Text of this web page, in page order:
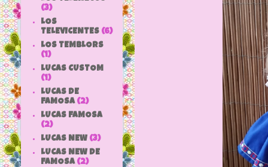
(3)
LOS
TELEVICENTES (6)
LOS TEMBLORS
(1)
LUCAS CUSTOM
(1)
LUCAS DE
FAMOSA (2)
LUCAS FAMOSA
(2)
LUCAS NEW (3)
LUCAS NEW DE
FAMOSA (2)